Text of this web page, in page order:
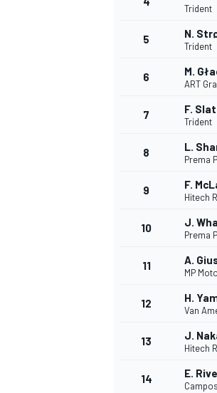
Trident
5 N.
Trident
6 M.
ART
7 F.
Trident
8 L.
Prema
9 F.
Hitech
10 J.
Prema
11 A.
MP
12 H.
Van
13 J.
Hitech
14 E.